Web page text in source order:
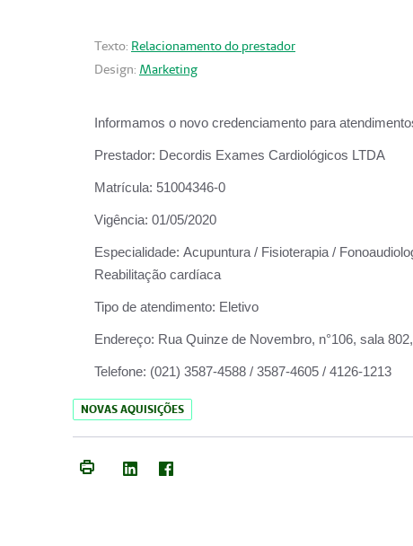
Texto: Relacionamento do prestador
Design: Marketing
Informamos o novo credenciamento para
Prestador: Decordis Exames Cardiológicos LTDA
Matrícula: 51004346-0
Vigência: 01/05/2020
Especialidade: Acupuntura / Fisioterapia /
Reabilitação cardíaca
Tipo de atendimento: Eletivo
Endereço: Rua Quinze de Novembro, n°106, sala
Telefone: (021) 3587-4588 / 3587-4605 / 4126-1213
NOVAS AQUISIÇÕES